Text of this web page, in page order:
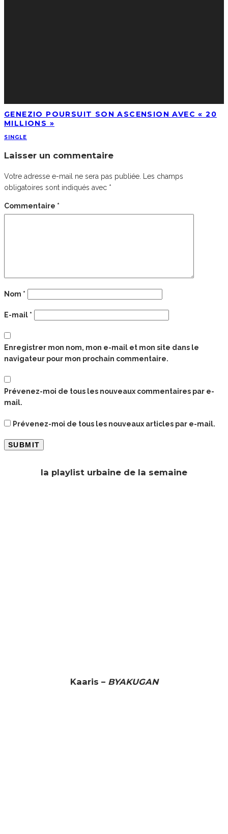
GENEZIO POURSUIT SON ASCENSION AVEC « 20
MILLIONS »
SINGLE
Laisser un commentaire
Votre adresse e-mail ne sera pas publiée. Les champs
obligatoires sont indiqués avec *
Commentaire *
Nom *
E-mail *
Enregistrer mon nom, mon e-mail et mon site dans le
navigateur pour mon prochain commentaire.
Prévenez-moi de tous les nouveaux commentaires par e-
mail.
Prévenez-moi de tous les nouveaux articles par e-mail.
la playlist urbaine de la semaine
Kaaris – BYAKUGAN